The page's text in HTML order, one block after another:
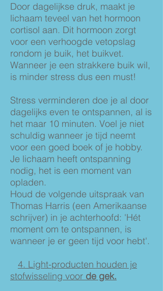
Door dagelijkse druk, maakt je
lichaam teveel van het hormoon
cortisol aan. Dit hormoon zorgt
voor een verhoogde vetopslag
rondom je buik, het buikvet.
Wanneer je een strakkere buik wil,
is minder stress dus een must!
Stress verminderen doe je al door
dagelijks even te ontspannen, al is
het maar 10 minuten. Voel je niet
schuldig wanneer je tijd neemt
voor een goed boek of je hobby.
Je lichaam heeft ontspanning
nodig, het is een moment van
opladen.
Houd de volgende uitspraak van
Thomas Harris (een Amerikaanse
schrijver) in je achterhoofd: 'Hét
moment om te ontspannen, is
wanneer je er geen tijd voor hebt'.
4. Light-producten houden je
stofwisseling voor de gek.